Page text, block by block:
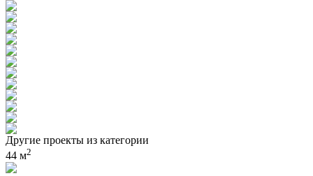
Другие проекты из категории
44 м2